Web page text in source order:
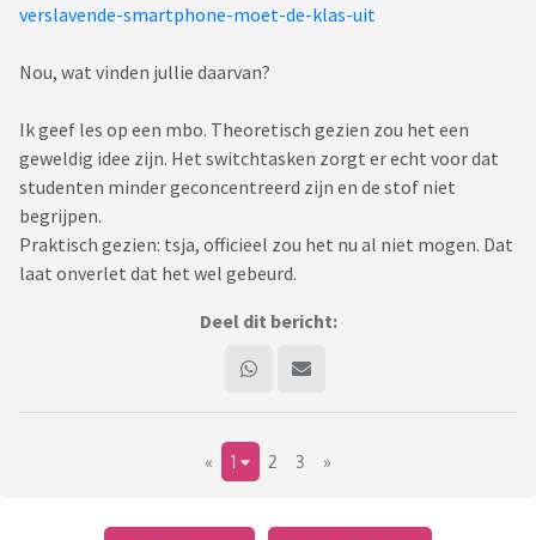
verslavende-smartphone-moet-de-klas-uit
Nou, wat vinden jullie daarvan?
Ik geef les op een mbo. Theoretisch gezien zou het een
geweldig idee zijn. Het switchtasken zorgt er echt voor dat
studenten minder geconcentreerd zijn en de stof niet
begrijpen.
Praktisch gezien: tsja, officieel zou het nu al niet mogen. Dat
laat onverlet dat het wel gebeurd.
Deel dit bericht:
« 1 2 3 »